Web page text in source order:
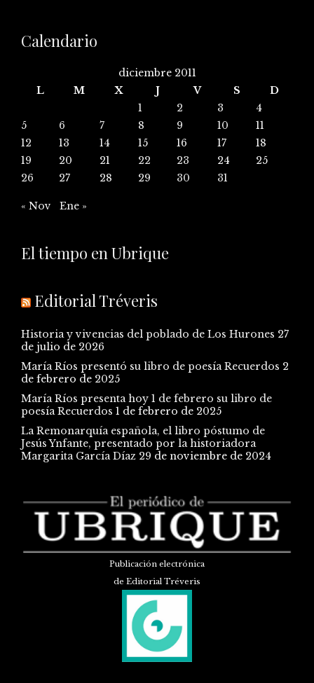
Calendario
diciembre 2011
L
M X J V S
D
1
2 3
4
5
6 7 8 9 10
11
12
13 14 15 16 17
18
19
20 21 22 23 24
25
26
27 28 29 30 31
« Nov Ene »
El tiempo en Ubrique
Editorial Tréveris
Historia y vivencias del poblado de Los Hurones 27
de julio de 2026
María Ríos presentó su libro de poesía Recuerdos 2
de febrero de 2025
María Ríos presenta hoy 1 de febrero su libro de
poesía Recuerdos 1 de febrero de 2025
La Remonarquía española, el libro póstumo de
Jesús Ynfante, presentado por la historiadora
Margarita García Díaz 29 de noviembre de 2024
Publicación electrónica
de Editorial Tréveris